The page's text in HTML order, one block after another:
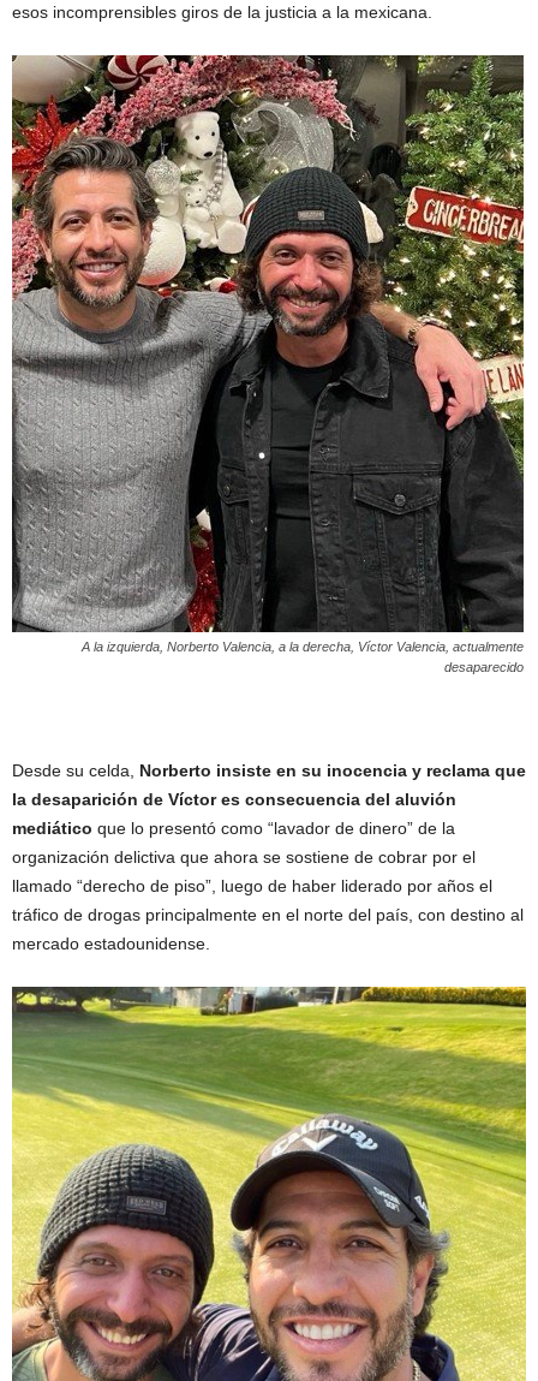
esos incomprensibles giros de la justicia a la mexicana.
A la izquierda, Norberto Valencia, a la derecha, Víctor Valencia, actualmente
desaparecido
Desde su celda, Norberto insiste en su inocencia y reclama que
la desaparición de Víctor es consecuencia del aluvión
mediático que lo presentó como “lavador de dinero” de la
organización delictiva que ahora se sostiene de cobrar por el
llamado “derecho de piso”, luego de haber liderado por años el
tráfico de drogas principalmente en el norte del país, con destino al
mercado estadounidense.